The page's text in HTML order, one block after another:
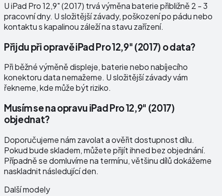
U iPad Pro 12,9" (2017) trvá výměna baterie přibližně 2 - 3
pracovní dny. U složitější závady, poškození po pádu nebo
kontaktu s kapalinou záleží na stavu zařízení.
Přijdu při opravě iPad Pro 12,9" (2017) o data?
Při běžné výměně displeje, baterie nebo nabíjecího
konektoru data nemažeme. U složitější závady vám
řekneme, kde může být riziko.
Musím se na opravu iPad Pro 12,9" (2017)
objednat?
Doporučujeme nám zavolat a ověřit dostupnost dílu.
Pokud bude skladem, můžete přijít ihned bez objednání.
Případně se domluvíme na termínu, většinu dílů dokážeme
naskladnit následující den.
Další modely